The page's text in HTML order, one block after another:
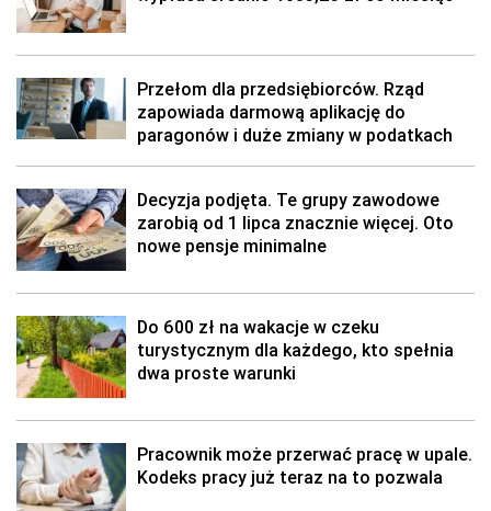
Przełom dla przedsiębiorców. Rząd
zapowiada darmową aplikację do
paragonów i duże zmiany w podatkach
Decyzja podjęta. Te grupy zawodowe
zarobią od 1 lipca znacznie więcej. Oto
nowe pensje minimalne
Do 600 zł na wakacje w czeku
turystycznym dla każdego, kto spełnia
dwa proste warunki
Pracownik może przerwać pracę w upale.
Kodeks pracy już teraz na to pozwala